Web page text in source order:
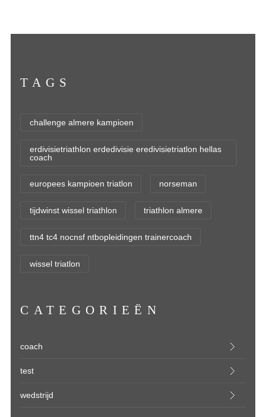
TAGS
challenge almere kampioen
erdivisietriathlon erdedivisie eredivisietriatlon hellas
coach
europees kampioen triatlon norseman
tijdwinst wissel triathlon triathlon almere
ttn4 tc4 nocnsf ntbopleidingen trainercoach
wissel triatlon
CATEGORIEËN
coach
test
wedstrijd